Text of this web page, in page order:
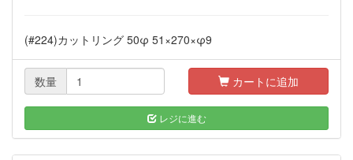
(#224)カットリング 50φ 51×270×φ9
数量 カートに追加
レジに進む